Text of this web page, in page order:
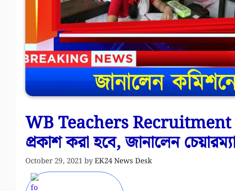
WB Teachers Recruitment
প্রকাশ করা হবে, জানালেন
October 29, 2021 byEK24 News Desk